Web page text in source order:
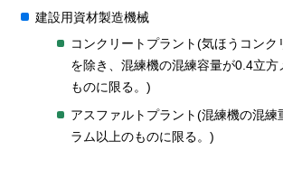
建設用資材製造機械
コンクリートプラント(気ほうコンク
を除き、混練機の混練容量が0.4立方
ものに限る。)
アスファルトプラント(混練機の混練
ラム以上のものに限る。)